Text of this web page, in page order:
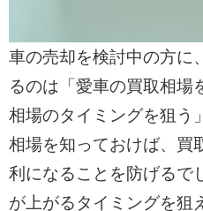
車の売却を検討中の方に
るのは「愛車の買取相場
相場のタイミングを狙う
相場を知っておけば、買
利になることを防げるで
が上がるタイミングを狙